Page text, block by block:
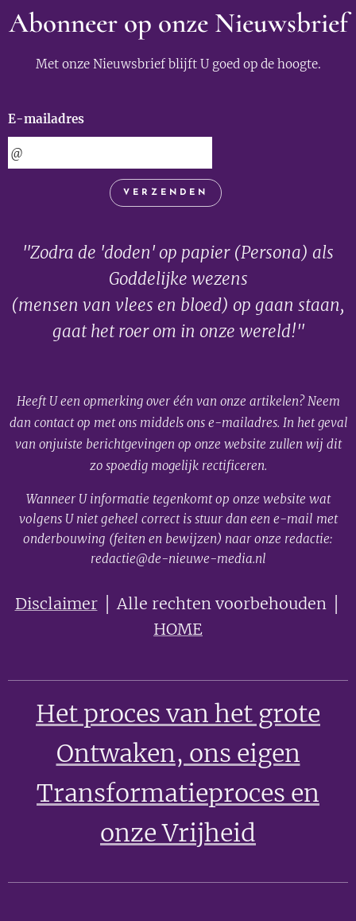
Abonneer op onze Nieuwsbrief
Met onze Nieuwsbrief blijft U goed op de hoogte.
E-mailadres
VERZENDEN
"Zodra de 'doden' op papier (Persona) als
Goddelijke wezens
(mensen van vlees en bloed) op gaan staan,
gaat het roer om in onze wereld!"
Heeft U een opmerking over één van onze artikelen? Neem
dan contact op met ons middels ons e-mailadres. In het geval
van onjuiste berichtgevingen op onze website zullen wij dit
zo spoedig mogelijk rectificeren.
Wanneer U informatie tegenkomt op onze website wat
volgens U niet geheel correct is stuur dan een e-mail met
onderbouwing (feiten en bewijzen) naar onze redactie:
redactie@de-nieuwe-media.nl
Disclaimer│ Alle rechten voorbehouden │
HOME
Het proces van het grote
Ontwaken, ons eigen
Transformatieproces en
onze Vrijheid